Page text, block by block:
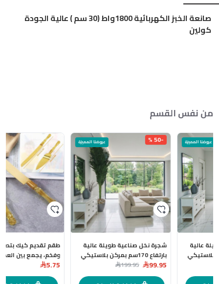
صانعة الخبز الكهربائية 1800واط (30 سم ) عالية الجودة
كولين
من نفس القسم
عروضنا المميزة -50 %
شجرة نخل صناعية طويلة عالية
بارتفاع 170سم بمركن بلاستيكي
199.95
طقم تقديم كيك بتصميم عصري
وفخم، يجمع بين العملية والأناقة
للمناسبات الخاصة